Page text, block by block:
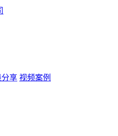
享 视频案例